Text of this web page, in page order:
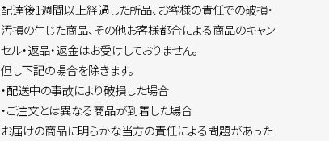
配達後1週間以上経過した所品、お客様の責任での破損・
汚損の生じた商品、その他お客様都合による商品のキャン
セル・返品・返金はお受けしておりません。
但し下記の場合を除きます。
・配送中の事故により破損した場合
・ご注文とは異なる商品が到着した場合
お届けの商品に明らかな当方の責任による問題があった